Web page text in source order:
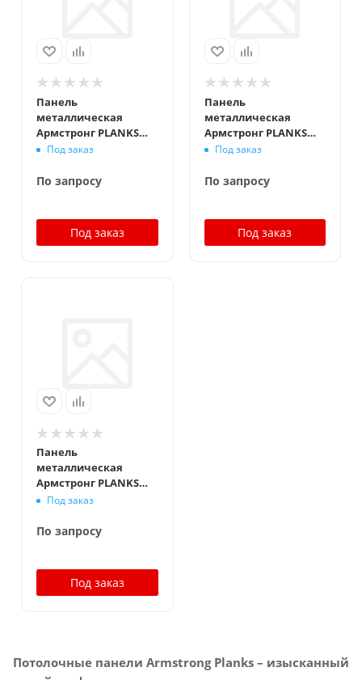
Панель
металлическая
Армстронг PLANKS
Board Plain 1800x300
Под заказ
По запросу
Под заказ
Панель
металлическая
Армстронг PLANKS
Board Plain 1800x300
перфорация Rg1504 с
Под заказ
По запросу
Под заказ
Панель
металлическая
Армстронг PLANKS
Board Plain 2100x300
Под заказ
По запросу
Под заказ
Потолочные панели Armstrong Planks – изысканный